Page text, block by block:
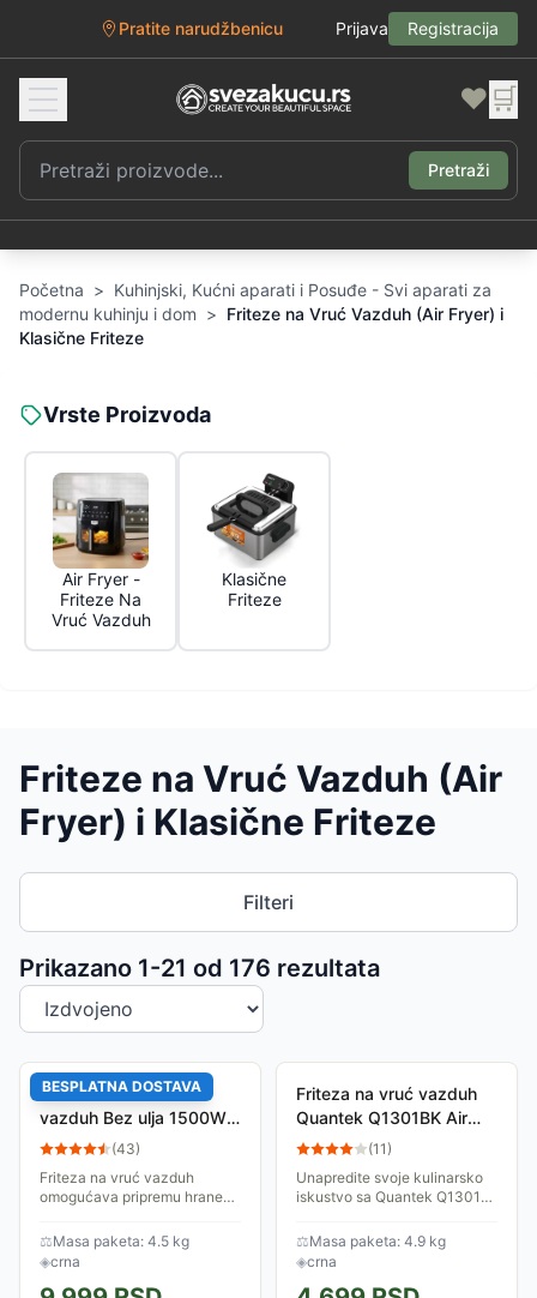
Pratite narudžbenicu Prijava Registracija
❤️ 🛒
Pretraži
Početna > Kuhinjski, Kućni aparati i Posuđe - Svi aparati za
modernu kuhinju i dom > Friteze na Vruć Vazduh (Air Fryer) i
Klasične Friteze
Vrste Proizvoda
Air Fryer -
Friteze Na
Vruć Vazduh
Klasične
Friteze
Friteze na Vruć Vazduh (Air
Fryer) i Klasične Friteze
Filteri
Prikazano 1-21 od 176 rezultata
Sortiranje proizvoda
BESPLATNA DOSTAVA
Iskra Friteza na vruć
vazduh Bez ulja 1500W
AF-32Q (43)
Friteza na vruć vazduh
omogućava pripremu hrane
na principu kruženja vrućeg
vazduha velikom brzinom,
koji zagreva...
⚖Masa paketa: 4.5 kg
◈crna
Friteza na vruć vazduh
Quantek Q1301BK Air
Fryer 6L 1600W Crna
(11)
Unapredite svoje kulinarsko
iskustvo sa Quantek Q1301
zdraviji način uživanja u
omiljenim jelima!
⚖Masa paketa: 4.9 kg
◈crna